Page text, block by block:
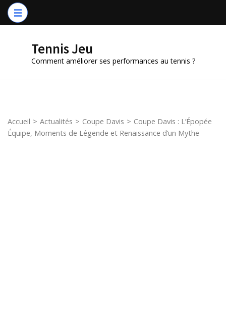
Aller
au
(PressezTennis Jeu
Comment améliorer ses performances au tennis ?
Accueil > Actualités > Coupe Davis > Coupe Davis : L’Épopée
Équipe, Moments de Légende et Renaissance d’un Mythe